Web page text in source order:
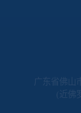
广东省佛山
(近佛